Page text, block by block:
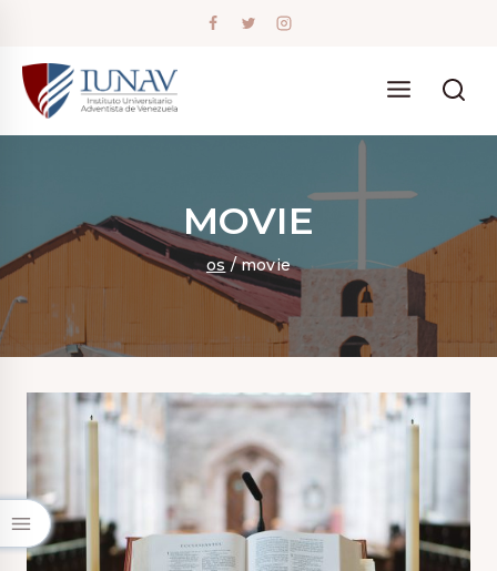
MOVIE
os / movie